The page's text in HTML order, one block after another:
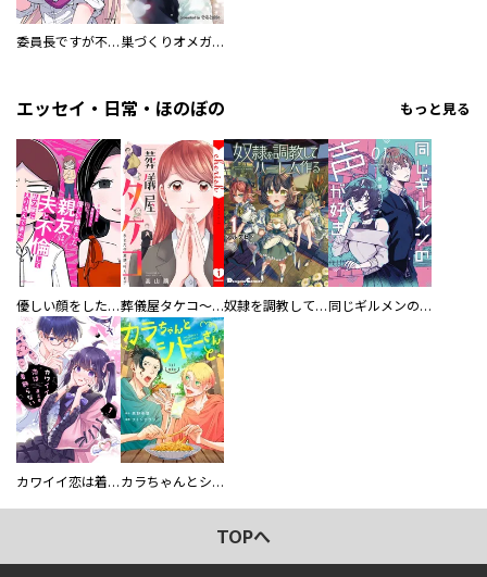
委員長ですが不良になるほど恋してます！ 巣づくりオメガバース
エッセイ・日常・ほのぼの もっと見る
優しい顔をした親友は、夫と不倫して私の家に入り込んできた。 葬儀屋タケコ～あなたの最期、叶えます【電子単行本版】 奴隷を調教してハーレム作る 同じギルメンの声が好き
カワイイ恋は着飾らない カラちゃんとシトーさんと、 【分冊版】
TOPへ